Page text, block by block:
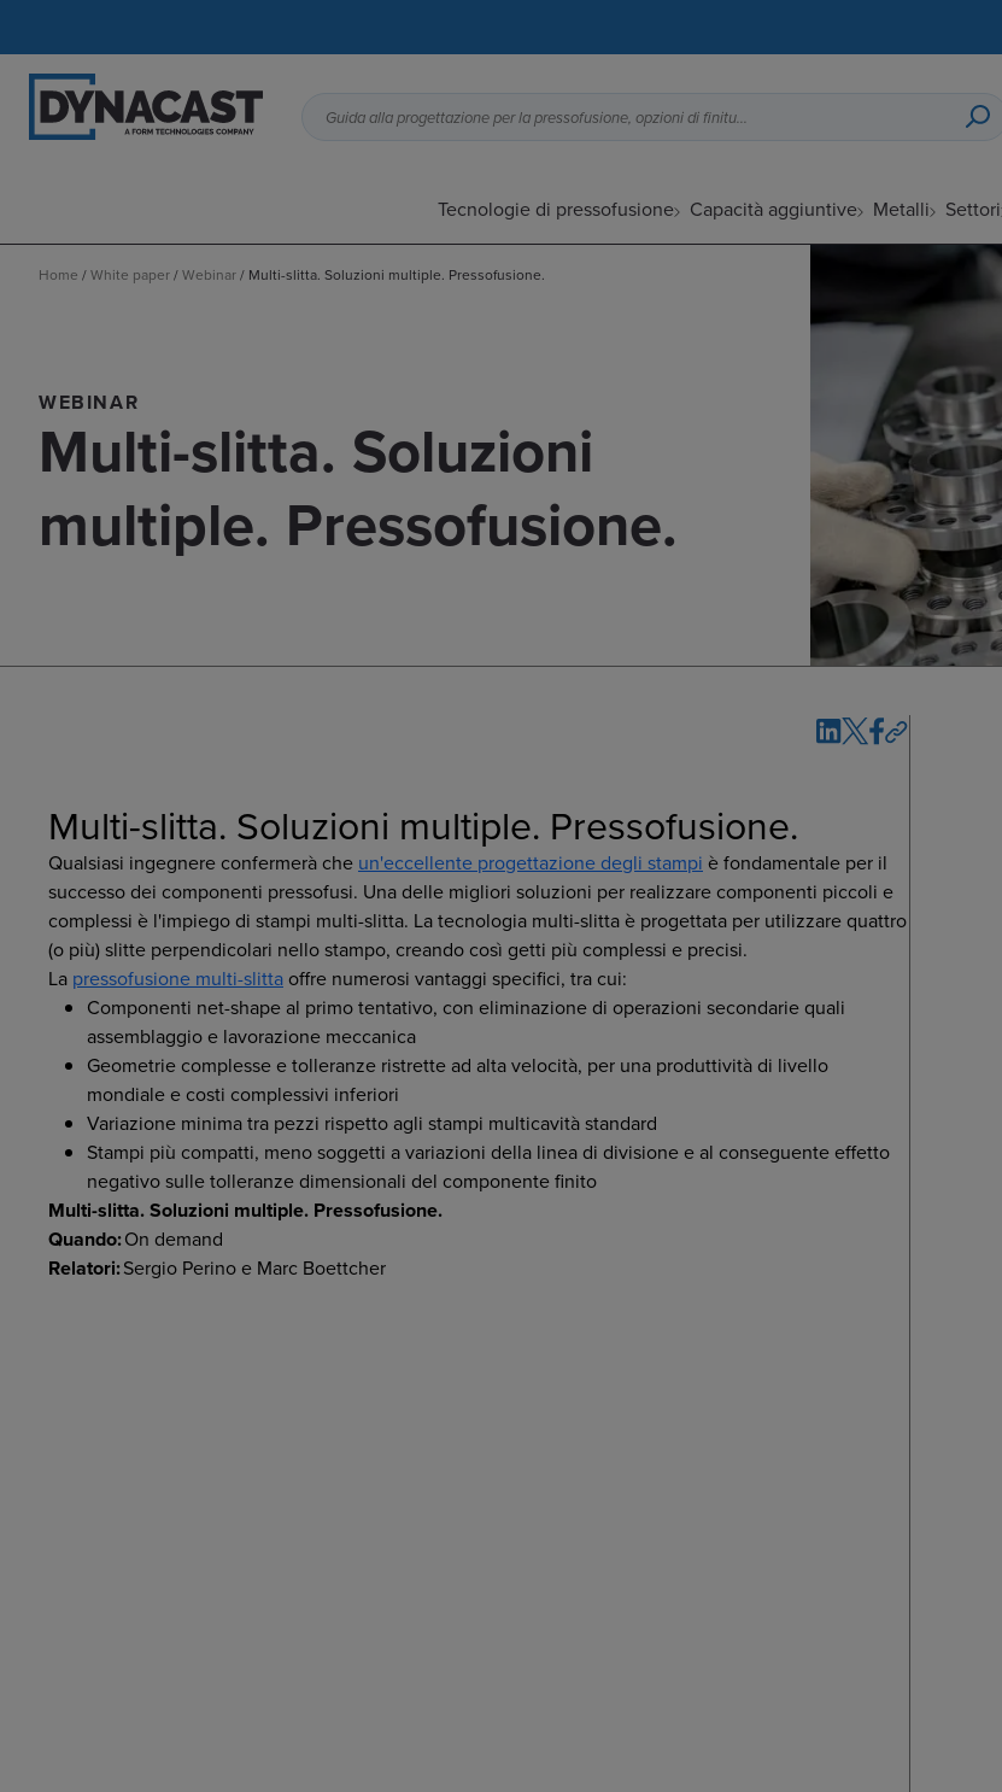
Guida alla progettazione per la pressofusione, opzioni di finitura superficiale, ecc.
Tecnologie di pressofusione Capacità aggiuntive Metalli Settori
Home /White paper/Webinar/ Multi-slitta. Soluzioni multiple. Pressofusione.
WEBINAR
Multi-slitta. Soluzioni
multiple. Pressofusione.
Multi-slitta. Soluzioni multiple. Pressofusione.
Qualsiasi ingegnere confermerà che un'eccellente progettazione degli stampi è fondamentale per il
successo dei componenti pressofusi. Una delle migliori soluzioni per realizzare componenti piccoli e
complessi è l'impiego di stampi multi-slitta. La tecnologia multi-slitta è progettata per utilizzare quattro
(o più) slitte perpendicolari nello stampo, creando così getti più complessi e precisi.
La pressofusione multi-slitta offre numerosi vantaggi specifici, tra cui:
Componenti net-shape al primo tentativo, con eliminazione di operazioni secondarie quali
assemblaggio e lavorazione meccanica
Geometrie complesse e tolleranze ristrette ad alta velocità, per una produttività di livello
mondiale e costi complessivi inferiori
Variazione minima tra pezzi rispetto agli stampi multicavità standard
Stampi più compatti, meno soggetti a variazioni della linea di divisione e al conseguente effetto
negativo sulle tolleranze dimensionali del componente finito
Multi-slitta. Soluzioni multiple. Pressofusione.
Quando:On demand
Relatori:Sergio Perino e Marc Boettcher